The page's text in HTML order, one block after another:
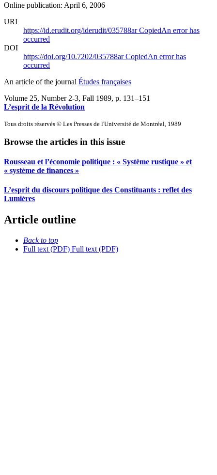
Online publication: April 6, 2006
URI
https://id.erudit.org/iderudit/035788arCopiedAn error has
occurred
DOI
https://doi.org/10.7202/035788arCopiedAn error has
occurred
An article of the journal Études françaises
Volume 25, Number 2-3, Fall 1989, p. 131–151
L’esprit de la Révolution
Tous droits réservés © Les Presses de l'Université de Montréal, 1989
Browse the articles in this issue
Rousseau et l’économie politique : « Système rustique » et
« système de finances »
L’esprit du discours politique des Constituants : reflet des
Lumières
Article outline
Back to top
Full text (PDF) Full text (PDF)